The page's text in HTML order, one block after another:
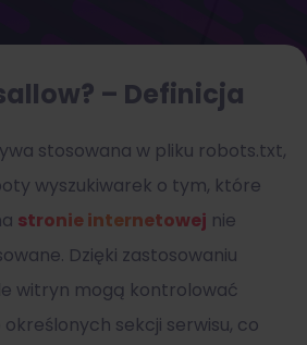
– Definicja
stosowana w pliku robots.txt,
wyszukiwarek o tym, które
stronie internetowej nie
Dzięki zastosowaniu
witryn mogą kontrolować
sekcji serwisu, co